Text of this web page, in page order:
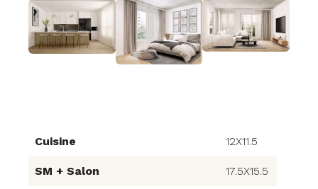
Cuisine 12X11.5
SM + Salon 17.5X15.5